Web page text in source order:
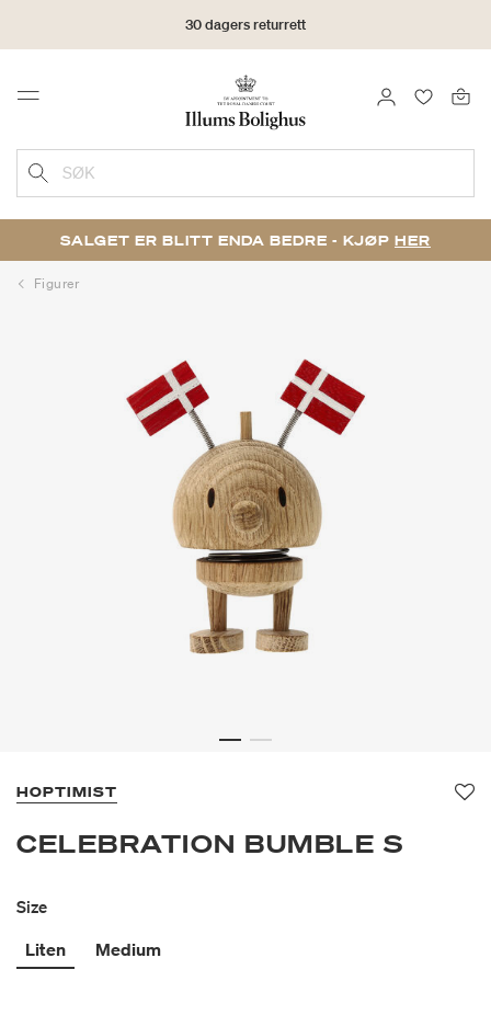
30 dagers returrett
Menu LOGG INN
SØK
SALGET ER BLITT ENDA BEDRE - KJØP HER
Figurer
HOPTIMIST
CELEBRATION BUMBLE S
Size
Liten
Medium